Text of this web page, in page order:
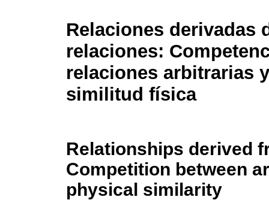
Relaciones derivadas
relaciones:
relaciones arbitrarias
similitud física
Relationships derived
Competition between
physical similarity